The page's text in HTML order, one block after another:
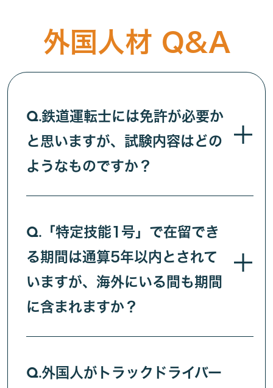
外国人材 Q&A
Q.鉄道運転士には免許が必要か
と思いますが、試験内容はどの
ようなものですか？
Q. 「特定技能1号」で在留でき
る期間は通算5年以内とされて
いますが、海外にいる間も期間
に含まれますか？
Q.外国人がトラックドライバー